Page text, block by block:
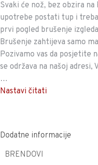
Svaki će nož, bez obzira
upotrebe postati tup i
prvi pogled brušenje
Brušenje zahtijeva samo
Pozivamo vas da posjetite
se održava na našoj adresi,
…
Nastavi čitati
Dodatne informacije
BRENDOVI